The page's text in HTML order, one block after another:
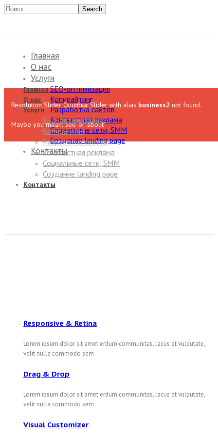
Search
Главная
О нас
Услуги
SEO-оптимизация
Копирайтинг
Разработка сайтов
Контекстная реклама
Социальные сети, SMM
Создание landing page
Контакты
Главная
О нас
Услуги
SEO-оптимизация
Копирайтинг
Разработка сайтов
Контекстная реклама
Социальные сети, SMM
Создание landing page
Контакты
Revolution Slider Ошибка: Slider with alias business2 not found.
Maybe you mean: 'seo' or 'about'
Responsive & Retina
Lorem ipsum dolor sit amet erdum communitas, lacus et vulputate,
velit nulla commodo sem
Drag & Drop
Lorem ipsum dolor sit amet erdum communitas, lacus et vulputate,
velit nulla commodo sem
Visual Customizer